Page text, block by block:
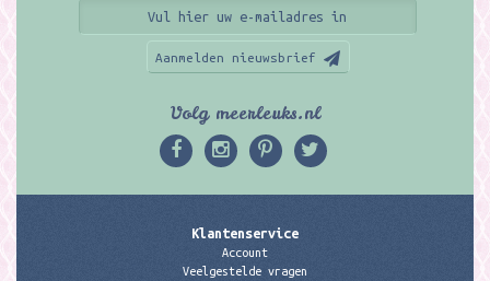
Aanmelden nieuwsbrief
Volg meerleuks.nl
Klantenservice
Account
Veelgestelde vragen